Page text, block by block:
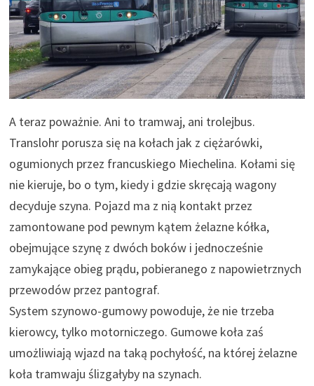
A teraz poważnie. Ani to tramwaj, ani trolejbus.
Translohr porusza się na kołach jak z ciężarówki,
ogumionych przez francuskiego Miechelina. Kołami się
nie kieruje, bo o tym, kiedy i gdzie skręcają wagony
decyduje szyna. Pojazd ma z nią kontakt przez
zamontowane pod pewnym kątem żelazne kółka,
obejmujące szynę z dwóch boków i jednocześnie
zamykające obieg prądu, pobieranego z napowietrznych
przewodów przez pantograf.
System szynowo-gumowy powoduje, że nie trzeba
kierowcy, tylko motorniczego. Gumowe koła zaś
umożliwiają wjazd na taką pochyłość, na której żelazne
koła tramwaju ślizgałyby na szynach.